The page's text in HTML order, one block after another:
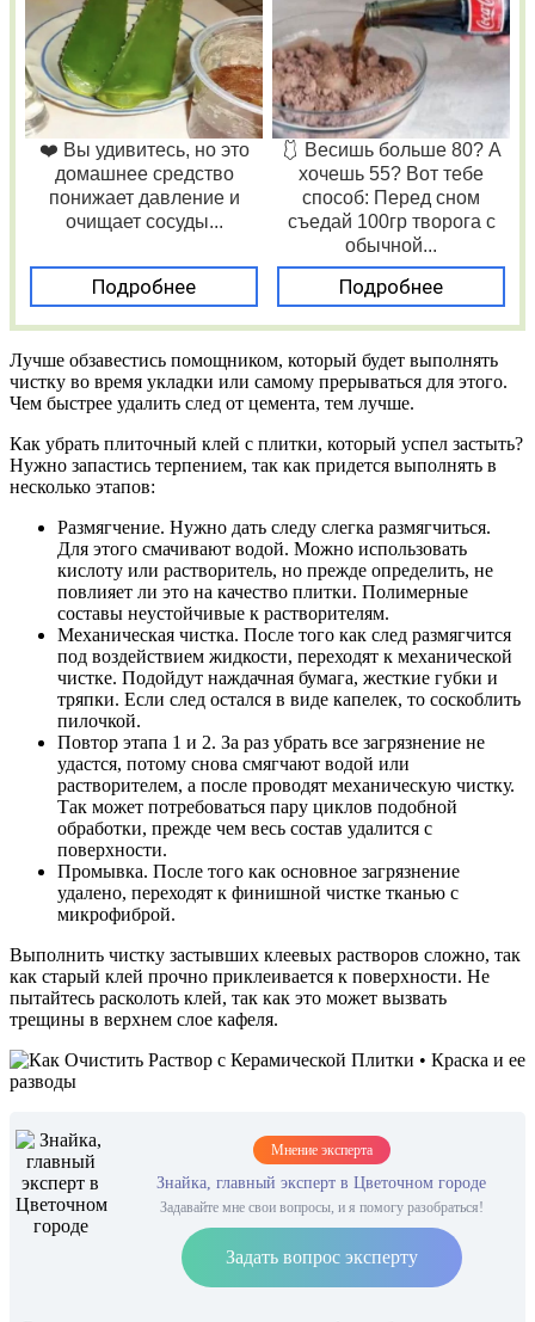
❤️ Вы удивитесь, но это
домашнее средство
понижает давление и
очищает сосуды...
Подробнее
🩱 Весишь больше 80? А
хочешь 55? Вот тебе
способ: Перед сном
съедай 100гр творога с
обычной...
Подробнее
Лучше обзавестись помощником, который будет выполнять
чистку во время укладки или самому прерываться для этого.
Чем быстрее удалить след от цемента, тем лучше.
Как убрать плиточный клей с плитки, который успел застыть?
Нужно запастись терпением, так как придется выполнять в
несколько этапов:
Размягчение. Нужно дать следу слегка размягчиться.
Для этого смачивают водой. Можно использовать
кислоту или растворитель, но прежде определить, не
повлияет ли это на качество плитки. Полимерные
составы неустойчивые к растворителям.
Механическая чистка. После того как след размягчится
под воздействием жидкости, переходят к механической
чистке. Подойдут наждачная бумага, жесткие губки и
тряпки. Если след остался в виде капелек, то соскоблить
пилочкой.
Повтор этапа 1 и 2. За раз убрать все загрязнение не
удастся, потому снова смягчают водой или
растворителем, а после проводят механическую чистку.
Так может потребоваться пару циклов подобной
обработки, прежде чем весь состав удалится с
поверхности.
Промывка. После того как основное загрязнение
удалено, переходят к финишной чистке тканью с
микрофиброй.
Выполнить чистку застывших клеевых растворов сложно, так
как старый клей прочно приклеивается к поверхности. Не
пытайтесь расколоть клей, так как это может вызвать
трещины в верхнем слое кафеля.
Мнение эксперта
Знайка, главный эксперт в Цветочном городе
Задавайте мне свои вопросы, и я помогу разобраться!
Задать вопрос эксперту